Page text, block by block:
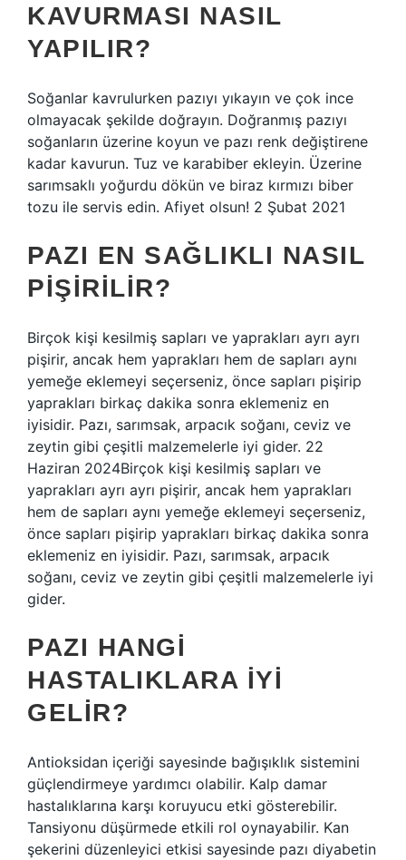
KAVURMASI NASIL
YAPILIR?
Soğanlar kavrulurken pazıyı yıkayın ve çok ince
olmayacak şekilde doğrayın. Doğranmış pazıyı
soğanların üzerine koyun ve pazı renk değiştirene
kadar kavurun. Tuz ve karabiber ekleyin. Üzerine
sarımsaklı yoğurdu dökün ve biraz kırmızı biber
tozu ile servis edin. Afiyet olsun! 2 Şubat 2021
PAZI EN SAĞLIKLI NASIL
PIŞIRILIR?
Birçok kişi kesilmiş sapları ve yaprakları ayrı ayrı
pişirir, ancak hem yaprakları hem de sapları aynı
yemeğe eklemeyi seçerseniz, önce sapları pişirip
yaprakları birkaç dakika sonra eklemeniz en
iyisidir. Pazı, sarımsak, arpacık soğanı, ceviz ve
zeytin gibi çeşitli malzemelerle iyi gider. 22
Haziran 2024Birçok kişi kesilmiş sapları ve
yaprakları ayrı ayrı pişirir, ancak hem yaprakları
hem de sapları aynı yemeğe eklemeyi seçerseniz,
önce sapları pişirip yaprakları birkaç dakika sonra
eklemeniz en iyisidir. Pazı, sarımsak, arpacık
soğanı, ceviz ve zeytin gibi çeşitli malzemelerle iyi
gider.
PAZI HANGI
HASTALIKLARA IYI
GELIR?
Antioksidan içeriği sayesinde bağışıklık sistemini
güçlendirmeye yardımcı olabilir. Kalp damar
hastalıklarına karşı koruyucu etki gösterebilir.
Tansiyonu düşürmede etkili rol oynayabilir. Kan
şekerini düzenleyici etkisi sayesinde pazı diyabetin